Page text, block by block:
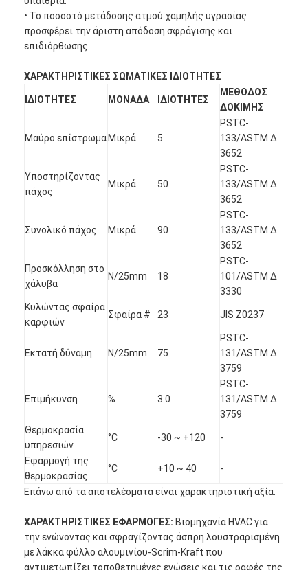
Σπίτι
Προϊόντα
Περίπου εμείς
• Το ποσοστό μετάδοσης ατμού χαμηλής υγρασίας
προσφέρει την άριστη απόδοση σφράγισης και
επιδιόρθωσης.
ΧΑΡΑΚΤΗΡΙΣΤΙΚΕΣ ΣΩΜΑΤΙΚΕΣ ΙΔΙΟΤΗΤΕΣ
ΙΔΙΟΤΗΤΕΣ ΜΟΝΑΔΑ ΙΔΙΟΤΗΤΕΣ
ΜΕΘΟΔΟΣ
ΔΟΚΙΜΗΣ
Μαύρο επίστρωμα Μικρά 5
PSTC-
133/ASTM Δ
3652
Υποστηρίζοντας
πάχος
Μικρά 50
PSTC-
133/ASTM Δ
3652
Συνολικό πάχος Μικρά 90
PSTC-
133/ASTM Δ
3652
Προσκόλληση στο
χάλυβα
N/25mm 18
PSTC-
101/ASTM Δ
3330
Κυλώντας σφαίρα
καρφιών
Σφαίρα # 23 JIS Z0237
Εκτατή δύναμη N/25mm 75
PSTC-
131/ASTM Δ
3759
Επιμήκυνση % 3.0
PSTC-
131/ASTM Δ
3759
Θερμοκρασία
υπηρεσιών
°C -30 ~ +120 -
Εφαρμογή της
θερμοκρασίας
°C +10 ~ 40 -
Επάνω από τα αποτελέσματα είναι χαρακτηριστική αξία.
ΧΑΡΑΚΤΗΡΙΣΤΙΚΕΣ ΕΦΑΡΜΟΓΕΣ: Βιομηχανία HVAC για
την ενώνοντας και σφραγίζοντας άσπρη λουστραρισμένη
με λάκκα φύλλο αλουμινίου-Scrim-Kraft που
αντιμετωπίζει τοποθετημένες ενώσεις και τις ραφές της